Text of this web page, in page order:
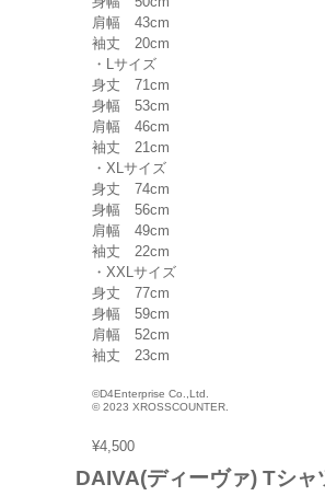
肩幅 43cm
袖丈 20cm
・Lサイズ
身丈 71cm
身幅 53cm
肩幅 46cm
袖丈 21cm
・XLサイズ
身丈 74cm
身幅 56cm
肩幅 49cm
袖丈 22cm
・XXLサイズ
身丈 77cm
身幅 59cm
肩幅 52cm
袖丈 23cm
©D4Enterprise Co.,Ltd.
© 2023 XROSSCOUNTER.
¥4,500
DAIVA(ディーヴァ) Tシャ